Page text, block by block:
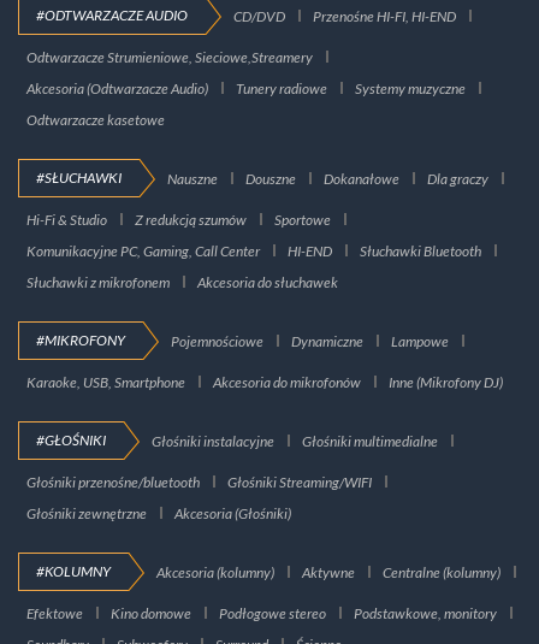
#ODTWARZACZE AUDIO CD/DVD Przenośne HI-FI, HI-END
Odtwarzacze Strumieniowe, Sieciowe,Streamery
Akcesoria (Odtwarzacze Audio)
Tunery radiowe
Systemy muzyczne
Odtwarzacze kasetowe
#SŁUCHAWKI Nauszne Douszne Dokanałowe Dla graczy
Hi-Fi & Studio Z redukcją szumów
Sportowe
Komunikacyjne PC, Gaming, Call Center
HI-END
Słuchawki Bluetooth
Słuchawki z mikrofonem
Akcesoria do słuchawek
#MIKROFONY Pojemnościowe Dynamiczne Lampowe
Karaoke, USB, Smartphone Akcesoria do mikrofonów Inne (Mikrofony DJ)
#GŁOŚNIKI Głośniki instalacyjne Głośniki multimedialne
Głośniki przenośne/bluetooth
Głośniki Streaming/WIFI
Głośniki zewnętrzne
Akcesoria (Głośniki)
#KOLUMNY Akcesoria (kolumny) Aktywne Centralne (kolumny)
Efektowe Kino domowe Podłogowe stereo
Podstawkowe, monitory